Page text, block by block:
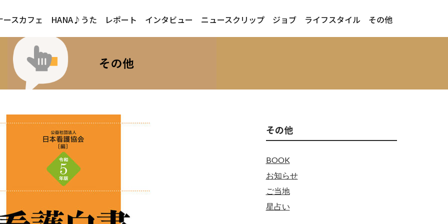
ースカフェ HANA♪うた レポート インタビュー ニュースクリップ ジョブ ライフスタイル その他
その他
BOOK
お知らせ
ご当地
星占い